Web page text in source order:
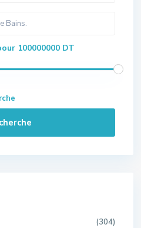
100000000 DT
(304)